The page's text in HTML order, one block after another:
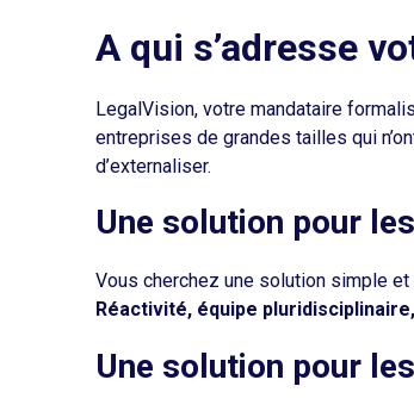
A qui s’adresse
LegalVision, votre mandataire
entreprises de grandes tailles qui
d’externaliser.
Une solution pour
Vous cherchez une solution simple
Réactivité, équipe
Une solution pour